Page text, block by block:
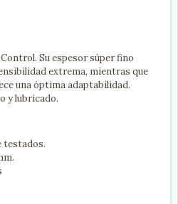
Su espesor súper fino
extrema, mientras que
una óptima adaptabilidad.
y lubricado.
testados.